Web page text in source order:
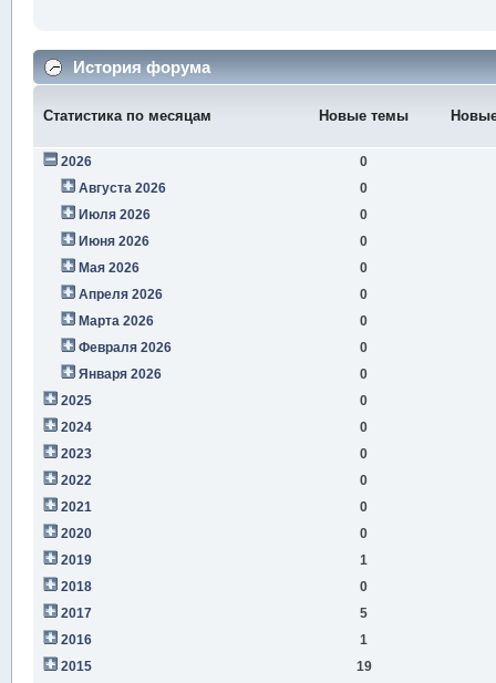
История форума
Статистика по месяцам Новые темы
2026
0
Августа 2026
0
Июля 2026
0
Июня 2026
0
Мая 2026
0
Апреля 2026
0
Марта 2026
0
Февраля 2026
0
Января 2026
0
2025
0
2024
0
2023
0
2022
0
2021
0
2020
0
2019
1
2018
0
2017
5
2016
1
2015
19